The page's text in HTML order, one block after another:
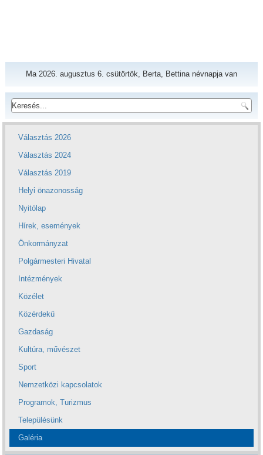
Ma 2026. augusztus 6. csütörtök, Berta, Bettina névnapja van
Választás 2026
Választás 2024
Választás 2019
Helyi önazonosság
Nyitólap
Hírek, események
Önkormányzat
Polgármesteri Hivatal
Intézmények
Közélet
Közérdekű
Gazdaság
Kultúra, művészet
Sport
Nemzetközi kapcsolatok
Programok, Turizmus
Településünk
Galéria